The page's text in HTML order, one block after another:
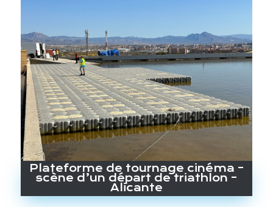
Plateforme de tournage cinéma –
scène d’un départ de triathlon –
Alicante